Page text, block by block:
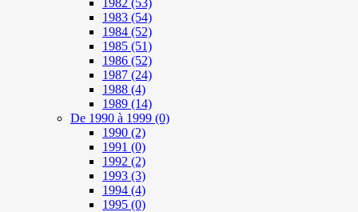
1982 (53)
1983 (54)
1984 (52)
1985 (51)
1986 (52)
1987 (24)
1988 (4)
1989 (14)
De 1990 à 1999 (0)
1990 (2)
1991 (0)
1992 (2)
1993 (3)
1994 (4)
1995 (0)